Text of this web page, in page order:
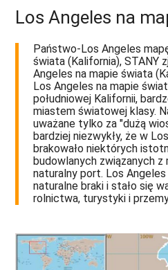
Los Angeles na
Państwo-Los Angeles
świata (Kalifornia), STANY
Angeles na mapie świata
Los Angeles na mapie
południowej Kalifornii,
miastem światowej klasy.
uważane tylko za "dużą
bardziej niezwykły, że w
brakowało niektórych
budowlanych związanych
naturalny port. Los Angeles
naturalne braki i stało się
rolnictwa, turystyki i